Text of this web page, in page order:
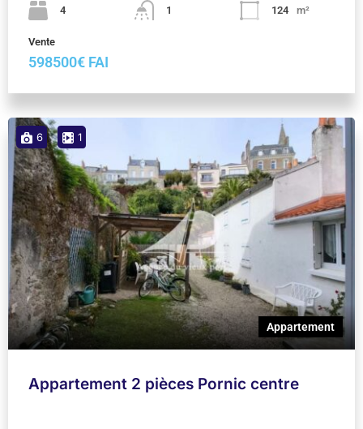
4 1 124 m²
Vente
598500€ FAI
6 1
Appartement
Appartement 2 pièces Pornic centre